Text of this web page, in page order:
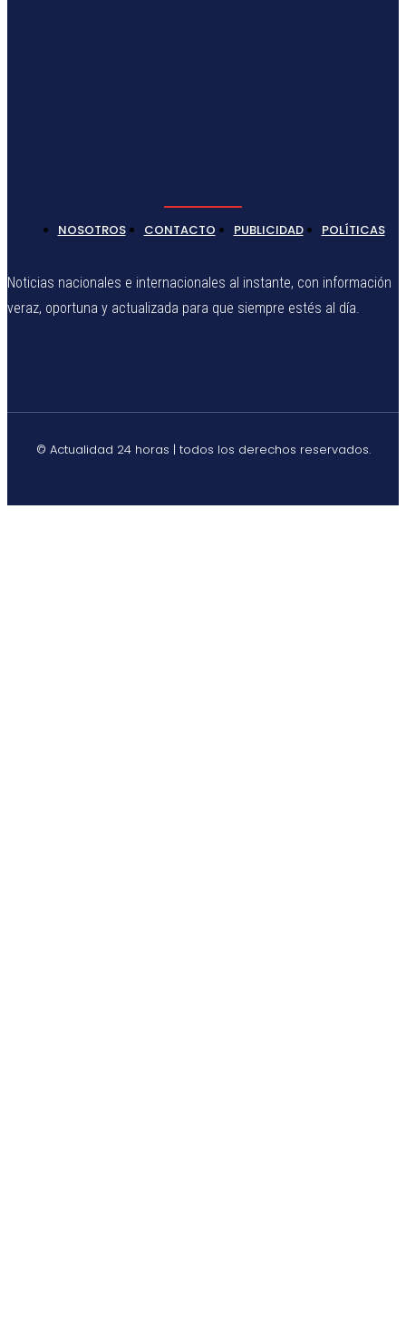
NOSOTROS CONTACTO PUBLICIDAD POLÍTICAS
Noticias nacionales e internacionales al instante, con información
veraz, oportuna y actualizada para que siempre estés al día.
© Actualidad 24 horas | todos los derechos reservados.